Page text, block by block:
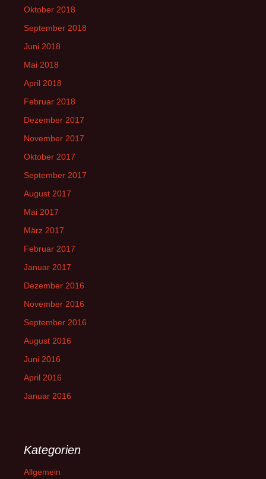
Oktober 2018
September 2018
Juni 2018
Mai 2018
April 2018
Februar 2018
Dezember 2017
November 2017
Oktober 2017
September 2017
August 2017
Mai 2017
März 2017
Februar 2017
Januar 2017
Dezember 2016
November 2016
September 2016
August 2016
Juni 2016
April 2016
Januar 2016
Kategorien
Allgemein